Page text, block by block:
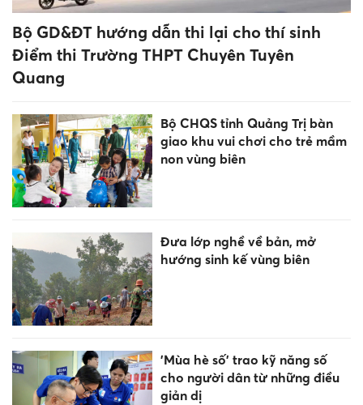
Bộ GD&ĐT hướng dẫn thi lại cho thí sinh
Điểm thi Trường THPT Chuyên Tuyên
Quang
Bộ CHQS tỉnh Quảng Trị bàn
giao khu vui chơi cho trẻ mầm
non vùng biên
Đưa lớp nghề về bản, mở
hướng sinh kế vùng biên
'Mùa hè số' trao kỹ năng số
cho người dân từ những điều
giản dị